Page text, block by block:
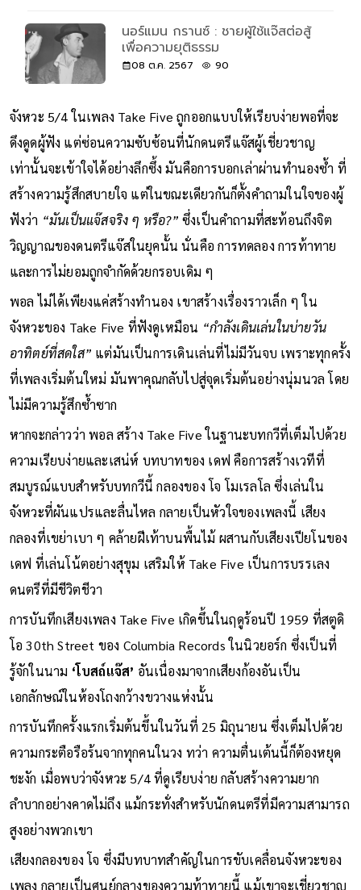
นอร์แมน กรานซ์ : ชายผู้ใช้แจ๊สต่อสู้
เพื่อความยุติธรรม
08 ต.ค. 2567 90
จังหวะ 5/4 ในเพลง Take Five ถูกออกแบบให้เรียบง่ายพอที่จะ
ดึงดูดผู้ฟัง แต่ซ่อนความซับซ้อนที่นักดนตรีแจ๊สผู้เชี่ยวชาญ
เท่านั้นจะเข้าใจได้อย่างลึกซึ้ง มันคือการบอกเล่าผ่านทำนองซ้ำ ที่
สร้างความรู้สึกสบายใจ แต่ในขณะเดียวกันก็ตั้งคำถามในใจของผู้
ฟังว่า “มันเป็นแจ๊สจริง ๆ หรือ?” ซึ่งเป็นคำถามที่สะท้อนถึงจิต
วิญญาณของดนตรีแจ๊สในยุคนั้น นั่นคือ การทดลอง การท้าทาย
และการไม่ยอมถูกจำกัดด้วยกรอบเดิม ๆ
พอล ไม่ได้เพียงแค่สร้างทำนอง เขาสร้างเรื่องราวเล็ก ๆ ใน
จังหวะของ Take Five ที่ฟังดูเหมือน “กำลังเดินเล่นในบ่ายวัน
อาทิตย์ที่สดใส” แต่มันเป็นการเดินเล่นที่ไม่มีวันจบ เพราะทุกครั้ง
ที่เพลงเริ่มต้นใหม่ มันพาคุณกลับไปสู่จุดเริ่มต้นอย่างนุ่มนวล โดย
ไม่มีความรู้สึกซ้ำซาก
หากจะกล่าวว่า พอล สร้าง Take Five ในฐานะบทกวีที่เต็มไปด้วย
ความเรียบง่ายและเสน่ห์ บทบาทของ เดฟ คือการสร้างเวทีที่
สมบูรณ์แบบสำหรับบทกวีนี้ กลองของ โจ โมเรลโล ซึ่งเล่นใน
จังหวะที่ผันแปรและลื่นไหล กลายเป็นหัวใจของเพลงนี้ เสียง
กลองที่เขย่าเบา ๆ คล้ายฝีเท้าบนพื้นไม้ ผสานกับเสียงเปียโนของ
เดฟ ที่เล่นโน้ตอย่างสุขุม เสริมให้ Take Five เป็นการบรรเลง
ดนตรีที่มีชีวิตชีวา
การบันทึกเสียงเพลง Take Five เกิดขึ้นในฤดูร้อนปี 1959 ที่สตูดิ
โอ 30th Street ของ Columbia Records ในนิวยอร์ก ซึ่งเป็นที่
รู้จักในนาม ‘โบสถ์แจ๊ส’ อันเนื่องมาจากเสียงก้องอันเป็น
เอกลักษณ์ในห้องโถงกว้างขวางแห่งนั้น
การบันทึกครั้งแรกเริ่มต้นขึ้นในวันที่ 25 มิถุนายน ซึ่งเต็มไปด้วย
ความกระตือรือร้นจากทุกคนในวง ทว่า ความตื่นเต้นนี้ก็ต้องหยุด
ชะงัก เมื่อพบว่าจังหวะ 5/4 ที่ดูเรียบง่าย กลับสร้างความยาก
ลำบากอย่างคาดไม่ถึง แม้กระทั่งสำหรับนักดนตรีที่มีความสามารถ
สูงอย่างพวกเขา
เสียงกลองของ โจ ซึ่งมีบทบาทสำคัญในการขับเคลื่อนจังหวะของ
เพลง กลายเป็นศูนย์กลางของความท้าทายนี้ แม้เขาจะเชี่ยวชาญ